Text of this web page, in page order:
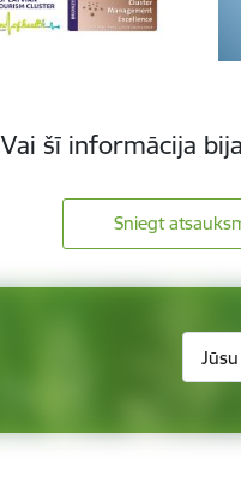
Vai šī informācija
Sniegt